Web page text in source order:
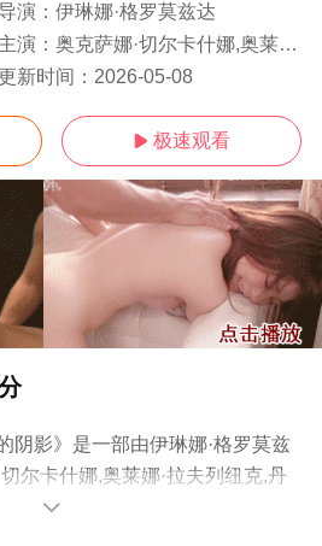
导演： 伊琳娜·格罗莫兹达
主演： 奥克萨娜·切尔卡什娜,奥莱娜·拉夫列纽克,丹尼尔·塞勒姆
新时间： 2026-05-08
 极速观看
阴影》是一部由伊琳娜·格罗莫兹
尔卡什娜,奥莱娜·拉夫列纽克,丹
绎的乌克兰电影，手机免费观看
